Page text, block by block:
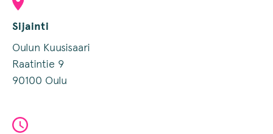
Sijainti
Oulun Kuusisaari
Raatintie 9
90100 Oulu